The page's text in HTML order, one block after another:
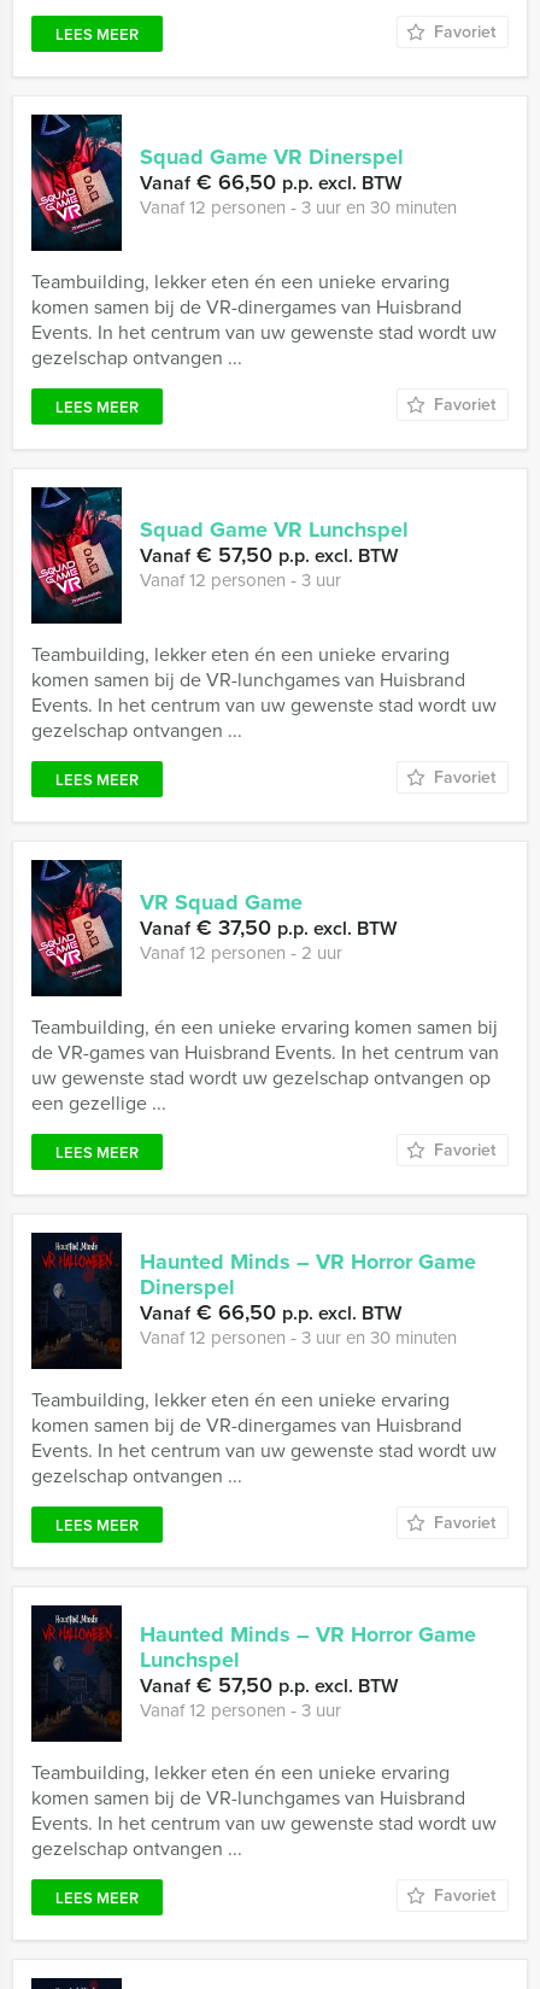
LEES MEER Favoriet
Squad Game VR Dinerspel
Vanaf€ 66,50 p.p. excl. BTW
Vanaf 12 personen ‐ 3 uur en 30 minuten
Teambuilding, lekker eten én een unieke ervaring
komen samen bij de VR-dinergames van Huisbrand
Events. In het centrum van uw gewenste stad wordt uw
gezelschap ontvangen ...
LEES MEER Favoriet
Squad Game VR Lunchspel
Vanaf€ 57,50 p.p. excl. BTW
Vanaf 12 personen ‐ 3 uur
Teambuilding, lekker eten én een unieke ervaring
komen samen bij de VR-lunchgames van Huisbrand
Events. In het centrum van uw gewenste stad wordt uw
gezelschap ontvangen ...
LEES MEER Favoriet
VR Squad Game
Vanaf€ 37,50 p.p. excl. BTW
Vanaf 12 personen ‐ 2 uur
Teambuilding, én een unieke ervaring komen samen bij
de VR-games van Huisbrand Events. In het centrum van
uw gewenste stad wordt uw gezelschap ontvangen op
een gezellige ...
LEES MEER Favoriet
Haunted Minds – VR Horror Game
Dinerspel
Vanaf€ 66,50 p.p. excl. BTW
Vanaf 12 personen ‐ 3 uur en 30 minuten
Teambuilding, lekker eten én een unieke ervaring
komen samen bij de VR-dinergames van Huisbrand
Events. In het centrum van uw gewenste stad wordt uw
gezelschap ontvangen ...
LEES MEER Favoriet
Haunted Minds – VR Horror Game
Lunchspel
Vanaf€ 57,50 p.p. excl. BTW
Vanaf 12 personen ‐ 3 uur
Teambuilding, lekker eten én een unieke ervaring
komen samen bij de VR-lunchgames van Huisbrand
Events. In het centrum van uw gewenste stad wordt uw
gezelschap ontvangen ...
LEES MEER Favoriet